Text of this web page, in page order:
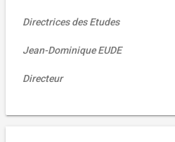
Directrices des Etudes
Jean-Dominique EUDE
Directeur